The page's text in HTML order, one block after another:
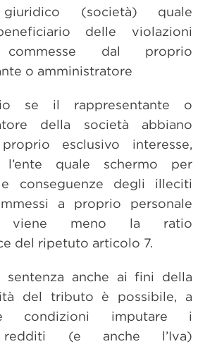
(società) quale
delle violazioni
commesse dal proprio
o amministratore
se il rappresentante o
della società abbiano
esclusivo interesse,
l’ente quale schermo per
conseguenze degli illeciti
a proprio personale
viene meno la ratio
del ripetuto articolo 7.
sentenza anche ai fini della
del tributo è possibile, a
condizioni imputare i
redditi (e anche l’Iva)